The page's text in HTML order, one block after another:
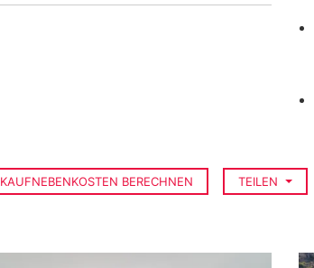
KAUFNEBENKOSTEN BERECHNEN TEILEN